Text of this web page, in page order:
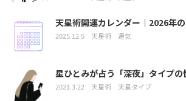
天星術開運カレンダー｜2026年
2025.12.5 天星術 運気
星ひとみが占う「深夜」タイプの
2021.3.22 天星術 天星タイプ